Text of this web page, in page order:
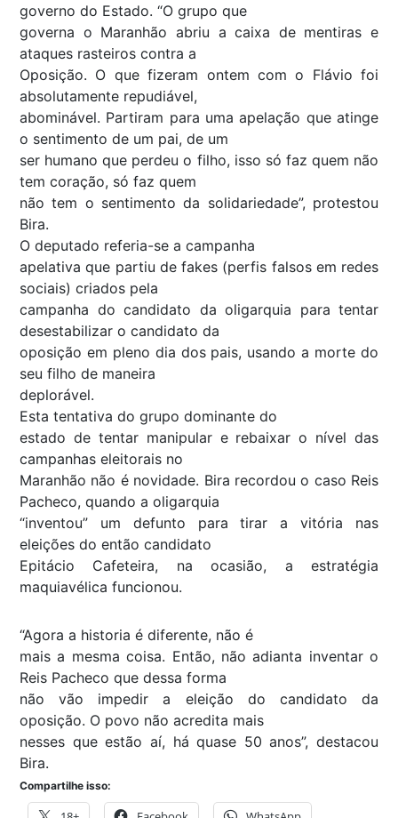
governo do Estado. “O grupo que
governa o Maranhão abriu a caixa de mentiras e
ataques rasteiros contra a
Oposição. O que fizeram ontem com o Flávio foi
absolutamente repudiável,
abominável. Partiram para uma apelação que atinge
o sentimento de um pai, de um
ser humano que perdeu o filho, isso só faz quem não
tem coração, só faz quem
não tem o sentimento da solidariedade”, protestou
Bira.
O deputado referia-se a campanha
apelativa que partiu de fakes (perfis falsos em redes
sociais) criados pela
campanha do candidato da oligarquia para tentar
desestabilizar o candidato da
oposição em pleno dia dos pais, usando a morte do
seu filho de maneira
deplorável.
Esta tentativa do grupo dominante do
estado de tentar manipular e rebaixar o nível das
campanhas eleitorais no
Maranhão não é novidade. Bira recordou o caso Reis
Pacheco, quando a oligarquia
“inventou” um defunto para tirar a vitória nas
eleições do então candidato
Epitácio Cafeteira, na ocasião, a estratégia
maquiavélica funcionou.
“Agora a historia é diferente, não é
mais a mesma coisa. Então, não adianta inventar o
Reis Pacheco que dessa forma
não vão impedir a eleição do candidato da
oposição. O povo não acredita mais
nesses que estão aí, há quase 50 anos”, destacou
Bira.
Compartilhe isso: